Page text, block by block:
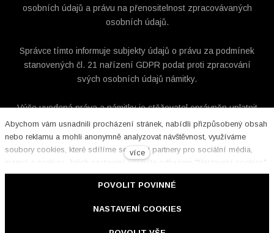
osobních údajů a právu na přenositelnost zpracovávaných
osobních údajů.
Správce tímto informuje subjekty údajů o právu za podmínek
stanovených čl. 21 nařízení GDPR podat proti zpracování
svých osobních údajů námitky.
Výše uvedená práva a námitky je stěžovatel oprávněn uplatnit
v písemné listinné formě (žádost s úředně ověřeným
podpisem) nebo elektronické formě (e-mail s uznávaným el.
podpisem nebo datová zpráva) na kontaktních údajích
správce uvedených výše.
dochází k porušení GDPR, máte právo podat stížnost u Úřadu
Abychom vám usnadnili procházení stránek, nabídli přizpůsobený obsah
nebo reklamu a mohli anonymně analyzovat návštěvnost, využíváme
soubory cookies, které sdílíme se svými partnery pro sociální média,
inzerci a analýzu. Jejich nastavení upravíte odkazem "Nastavení cookies"
a kdykoliv jej můžete změnit v patičce webu. Podrobnější informace
najdete v našich Zásadách ochrany osobních údajů a používání souborů
více
POVOLIT POVINNÉ
NASTAVENÍ COOKIES